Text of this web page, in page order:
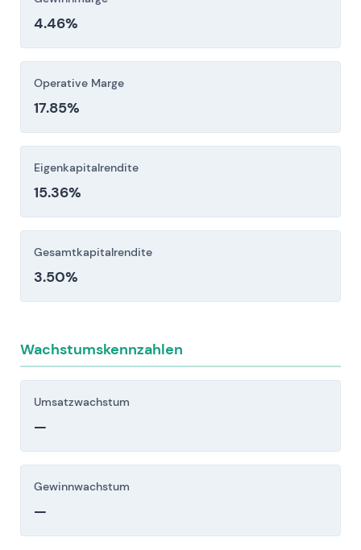
Erhebliche, langfristige Kapitalausgaben für
Ladesäulen und digitale Plattformen bergen
Risiken bei der Umsetzung,
Kostenüberschreitungen und
und die Bilanzmetriken unter Druck setzen
können.
Investitionsentscheidung sorgfältig berücksichtigen.
4.46%
Operative Marge
17.85%
Eigenkapitalrendite
15.36%
Gesamtkapitalrendite
3.50%
Wachstumskennzahlen
Umsatzwachstum
—
Gewinnwachstum
—